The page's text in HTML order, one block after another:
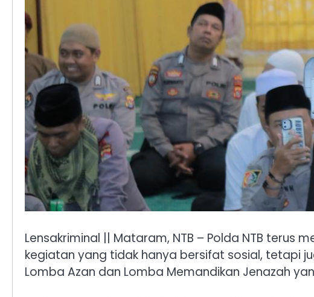
Lensakriminal || Mataram, NTB – Polda NTB
kegiatan yang tidak hanya bersifat sosial, tetapi
Lomba Azan dan Lomba Memandikan Jenazah